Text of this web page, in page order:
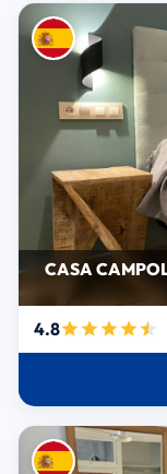
CASA
4.8